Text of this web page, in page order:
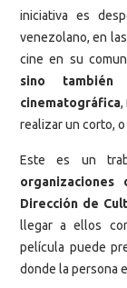
iniciativa es
venezolano, en
cine en su
sino
cinematográfica,
realizar un corto, o
Este es un
Dirección de
llegar a ellos
película puede
donde la persona